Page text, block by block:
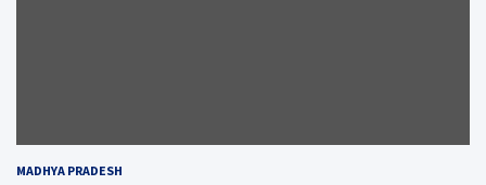
MADHYA PRADESH